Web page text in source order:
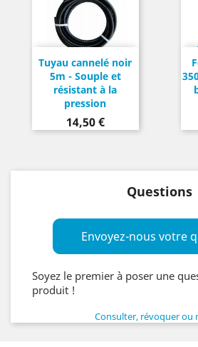
Tuyau cannelé noir
5m - Souple et
résistant à la
pression
Prix
14,50 €
Questions
Envoyez-nous votre
Soyez le premier à poser une
produit !
Consulter, révoquer ou